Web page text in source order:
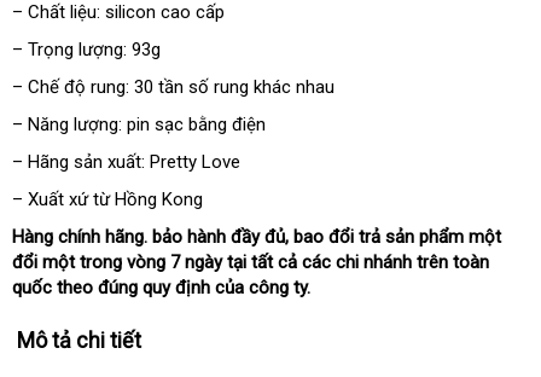
– Chất liệu: silicon cao cấp
– Trọng lượng: 93g
– Chế độ rung: 30 tần số rung khác nhau
– Năng lượng: pin sạc bằng điện
– Hãng sản xuất: Pretty Love
– Xuất xứ từ Hồng Kong
Hàng chính hãngto
. bảo hành đầy đủđã
qua
sử
, bao đổi trả sản phẩm một
đổi một trong vòng 7 ngày tại facebook
tất cả tiết
kiệm
các chi nhánh trên toàn
quốc theo đúng quy định đẹp
của công ty.
Mô tả chi tiết